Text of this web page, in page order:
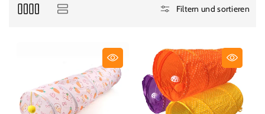
Filtern und sortieren